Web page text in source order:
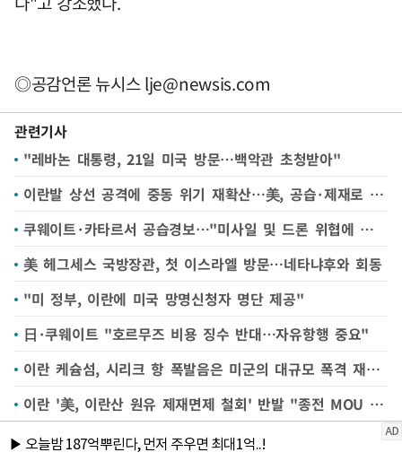
◎공감언론 뉴시스lje@newsis.com
관련기사
"레바논 대통령, 21일 미국 방문…백악관 초청받아"
이란발 상선 공격에 중동 위기 재확산…美, 공습·제재로 맞대응(종합)
쿠웨이트·카타르서 공습경보…"미사일 및 드론 위협에 대응 중"
美 헤그세스 국방장관, 첫 이스라엘 방문…네타냐후와 회동
"미 정부, 이란에 미국 망명신청자 명단 제공"
日·쿠웨이트 "호르무즈 비용 징수 반대…자유항행 중요"
이란 케슘섬, 시리크 항 폭발음은 미군의 대규모 폭격 재개 탓--이란 TV
이란 '美, 이란산 원유 제재면제 철회' 반발 "종전 MOU 중대 위반"